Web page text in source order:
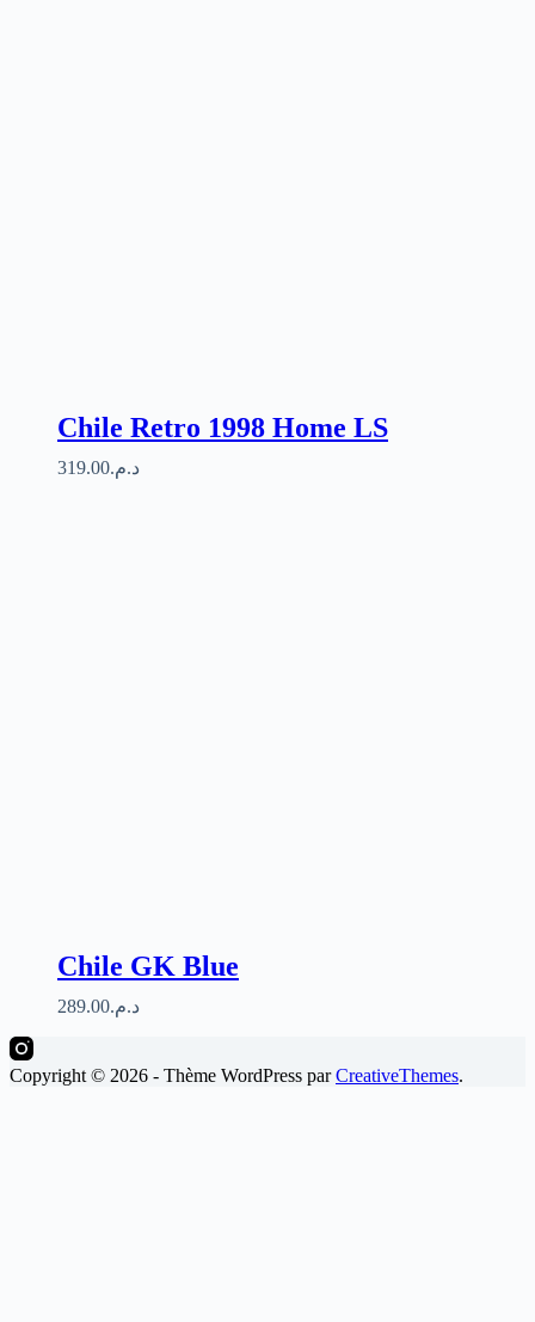
Chile Retro 1998 Home LS
د.م.319.00
Chile GK Blue
د.م.289.00
Copyright © 2026 - Thème WordPress parCreativeThemes.